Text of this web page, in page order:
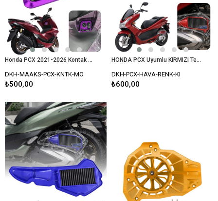
Honda PCX 2021-2026 Kontak ve Kilit Koruma Çerçevesi
DKH-MAAKS-PCX-KNTK-MO
₺500,00
HONDA PCX Uyumlu KIRMIZI Temizlenebilir Performans Hava Filtresi (2021-2026)
DKH-PCX-HAVA-RENK-KI
₺600,00